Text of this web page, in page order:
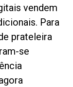
vendem
Para
prateleira
se